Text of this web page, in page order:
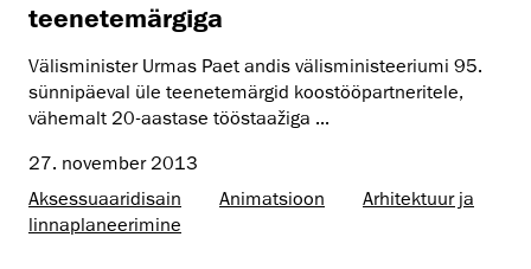
teenetemärgiga
Välisminister Urmas Paet andis välisministeeriumi 95.
sünnipäeval üle teenetemärgid koostööpartneritele,
vähemalt 20-aastase tööstaažiga ...
27. november 2013
Aksessuaaridisain
Animatsioon
Arhitektuur ja
linnaplaneerimine